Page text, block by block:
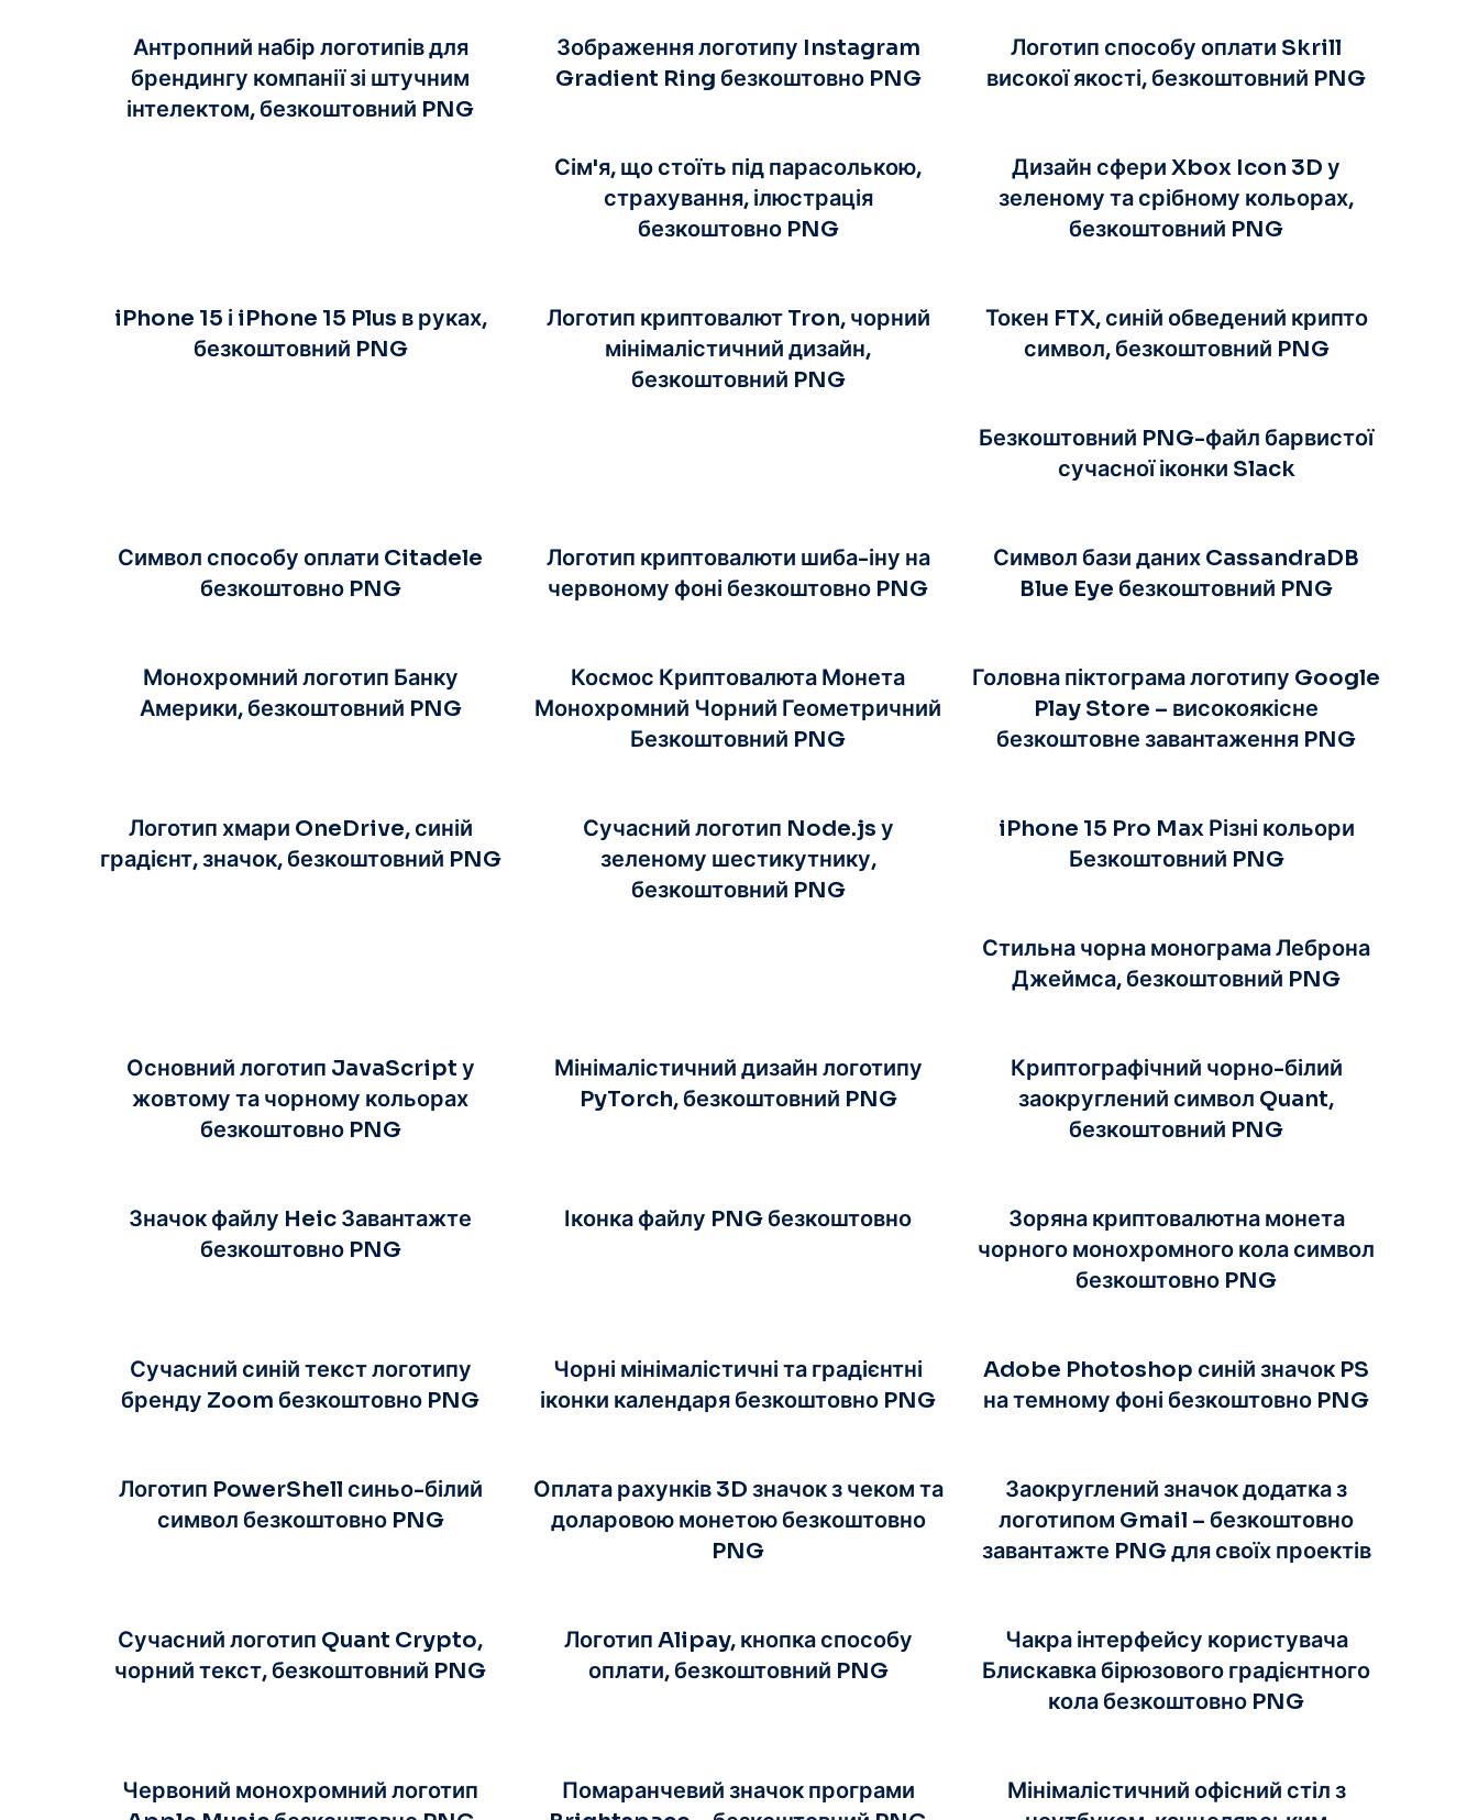
Антропний набір логотипів для
брендингу компанії зі штучним
інтелектом, безкоштовний PNG
Зображення логотипу Instagram
Gradient Ring безкоштовно PNG
Логотип способу оплати Skrill
високої якості, безкоштовний PNG
Сім'я, що стоїть під парасолькою,
страхування, ілюстрація
безкоштовно PNG
Дизайн сфери Xbox Icon 3D у
зеленому та срібному кольорах,
безкоштовний PNG
iPhone 15 і iPhone 15 Plus в руках,
безкоштовний PNG
Логотип криптовалют Tron, чорний
мінімалістичний дизайн,
безкоштовний PNG
Токен FTX, синій обведений крипто
символ, безкоштовний PNG
Безкоштовний PNG-файл барвистої
сучасної іконки Slack
Символ способу оплати Citadele
безкоштовно PNG
Логотип криптовалюти шиба-іну на
червоному фоні безкоштовно PNG
Символ бази даних CassandraDB
Blue Eye безкоштовний PNG
Монохромний логотип Банку
Америки, безкоштовний PNG
Космос Криптовалюта Монета
Монохромний Чорний Геометричний
Безкоштовний PNG
Головна піктограма логотипу Google
Play Store – високоякісне
безкоштовне завантаження PNG
Логотип хмари OneDrive, синій
градієнт, значок, безкоштовний PNG
Сучасний логотип Node.js у
зеленому шестикутнику,
безкоштовний PNG
iPhone 15 Pro Max Різні кольори
Безкоштовний PNG
Стильна чорна монограма Леброна
Джеймса, безкоштовний PNG
Основний логотип JavaScript у
жовтому та чорному кольорах
безкоштовно PNG
Мінімалістичний дизайн логотипу
PyTorch, безкоштовний PNG
Криптографічний чорно-білий
заокруглений символ Quant,
безкоштовний PNG
Значок файлу Heic Завантажте
безкоштовно PNG
Іконка файлу PNG безкоштовно
Зоряна криптовалютна монета
чорного монохромного кола символ
безкоштовно PNG
Сучасний синій текст логотипу
бренду Zoom безкоштовно PNG
Чорні мінімалістичні та градієнтні
іконки календаря безкоштовно PNG
Adobe Photoshop синій значок PS
на темному фоні безкоштовно PNG
Логотип PowerShell синьо-білий
символ безкоштовно PNG
Оплата рахунків 3D значок з чеком та
доларовою монетою безкоштовно
PNG
Заокруглений значок додатка з
логотипом Gmail – безкоштовно
завантажте PNG для своїх проектів
Сучасний логотип Quant Crypto,
чорний текст, безкоштовний PNG
Логотип Alipay, кнопка способу
оплати, безкоштовний PNG
Чакра інтерфейсу користувача
Блискавка бірюзового градієнтного
кола безкоштовно PNG
Червоний монохромний логотип
Помаранчевий значок програми
Мінімалістичний офісний стіл з